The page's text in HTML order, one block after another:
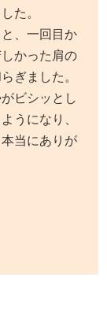
た。
、一回目か
かった肩の
ぎました。
ビシッとし
うになり、
当にありが